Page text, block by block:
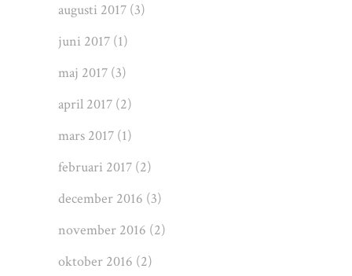
augusti 2017 (3)
juni 2017 (1)
maj 2017 (3)
april 2017 (2)
mars 2017 (1)
februari 2017 (2)
december 2016 (3)
november 2016 (2)
oktober 2016 (2)